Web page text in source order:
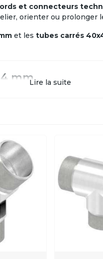
et connecteurs
orienter ou prolonger
et les tubes carrés
mm
droites, d'angles, de
mm
Lire la suite